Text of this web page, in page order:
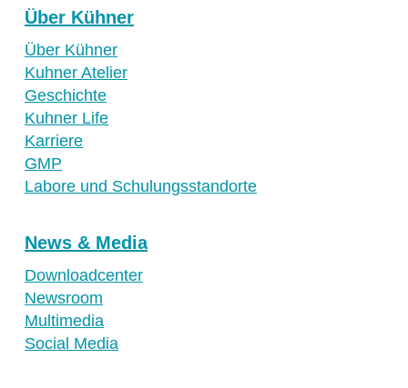
Über Kühner
Über Kühner
Kuhner Atelier
Geschichte
Kuhner Life
Karriere
GMP
Labore und Schulungsstandorte
News & Media
Downloadcenter
Newsroom
Multimedia
Social Media